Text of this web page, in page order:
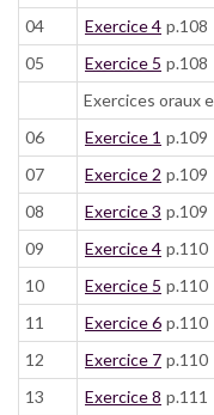
04
Exercice 4 p.108
05
Exercice 5 p.108
Exercices oraux
06
Exercice 1 p.109
07
Exercice 2 p.109
08
Exercice 3 p.109
09
Exercice 4 p.110
10
Exercice 5 p.110
11
Exercice 6 p.110
12
Exercice 7 p.110
13
Exercice 8 p.111